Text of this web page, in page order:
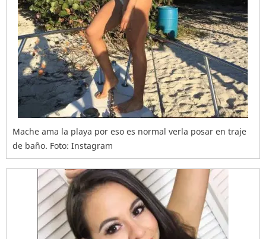
Mache ama la playa por eso es normal verla posar en traje
de baño. Foto: Instagram